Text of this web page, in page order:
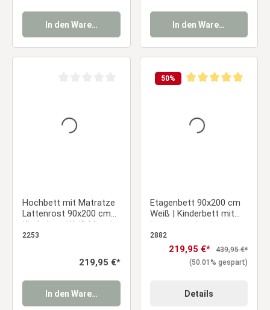
In den Warenkorb In den Warenkorb
Hochbett mit Matratze
Lattenrost 90x200 cm
Kinderbett Weiß Massiv
2253
Regulärer Preis:
219,95 €*
In den Warenkorb
50%
Etagenbett 90x200 cm
Weiß | Kinderbett mit
Lattenrost |
Rausfallschutz |
Umbaubar | Holz massiv
2882
Verkaufspreis:
219,95 €* Regulärer Preis:
439,95 €*
(50.01% gespart)
Details